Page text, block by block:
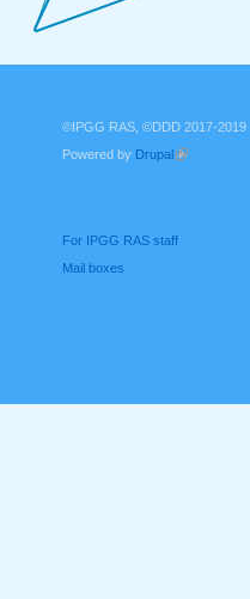
©IPGG RAS, ©DDD 2017-2019
Powered by Drupal
For IPGG RAS staff
Mail boxes